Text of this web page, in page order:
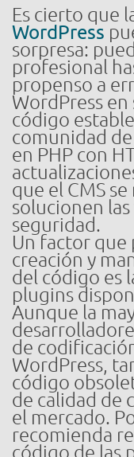
Es cierto que
WordPress
sorpresa:
profesional
propenso a
WordPress
código
comunidad
en PHP con
que el CMS
solucionen
seguridad.
Un factor que
creación y
del código es
plugins
Aunque la
de
WordPress,
código
de calidad de
el mercado.
recomienda
código de las